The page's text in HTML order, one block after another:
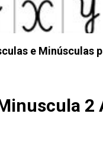
e Minúsculas
2